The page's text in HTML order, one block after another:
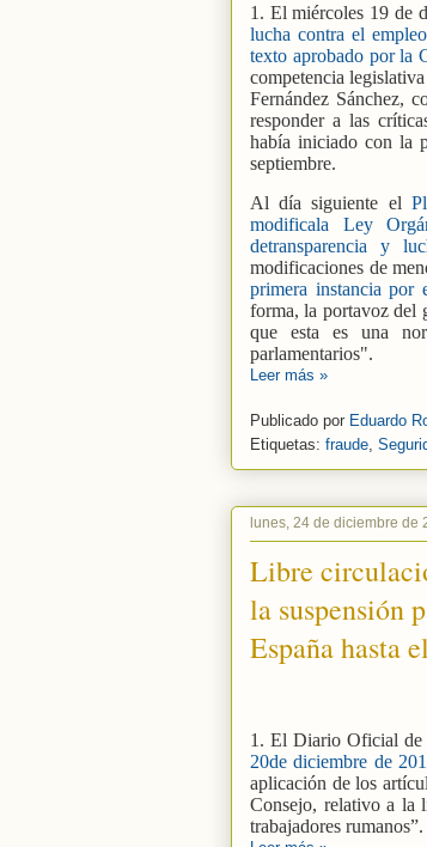
1. El miércoles 19 de
lucha contra el
texto aprobado por la
competencia
Fernández Sánchez,
responder a las
había iniciado con la
septiembre.
Al día siguiente el
modificala Ley
detransparencia y
modificaciones de
primera instancia por
forma, la portavoz del
que esta es una
parlamentarios".
Leer más »
Publicado por Eduardo
Etiquetas: fraude,
lunes, 24 de diciembre de
Libre
la suspensión
España hasta
1. El Diario Oficial de
20de diciembre de
aplicación de los
Consejo, relativo a la
trabajadores